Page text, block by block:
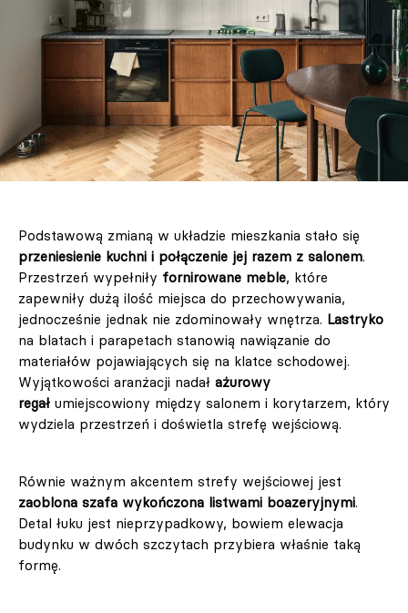
Podstawową zmianą w układzie mieszkania stało się
przeniesienie kuchni i połączenie jej razem z salonem.
Przestrzeń wypełniły fornirowane meble, które
zapewniły dużą ilość miejsca do przechowywania,
jednocześnie jednak nie zdominowały wnętrza. Lastryko
na blatach i parapetach stanowią nawiązanie do
materiałów pojawiających się na klatce schodowej.
Wyjątkowości aranżacji nadał ażurowy
regał umiejscowiony między salonem i korytarzem, który
wydziela przestrzeń i doświetla strefę wejściową.
Równie ważnym akcentem strefy wejściowej jest
zaoblona szafa wykończona listwami boazeryjnymi.
Detal łuku jest nieprzypadkowy, bowiem elewacja
budynku w dwóch szczytach przybiera właśnie taką
formę.